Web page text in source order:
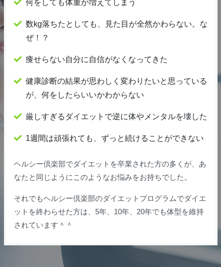
何をしても体重が増えてしまう
数kg落ちたとしても、見た目が全然かわらない。な
ぜ！？
痩せらない自分に自信がなくなってきた
健康診断の結果が思わしく変わりたいと思っている
が、何をしたらいいかわからない
厳しすぎるダイエットで逆に体やメンタルを壊した
1週間は頑張れても、ずっと続けることができない
ヘルシー倶楽部でダイエットを卒業された方の多くが、あ
なたと同じようにこのようなお悩みをお持ちでした。
それでもヘルシー倶楽部のダイエットプログラムでダイエ
ットを終わらせた方は、5年、10年、20年でも体型を維持
されています＾＾